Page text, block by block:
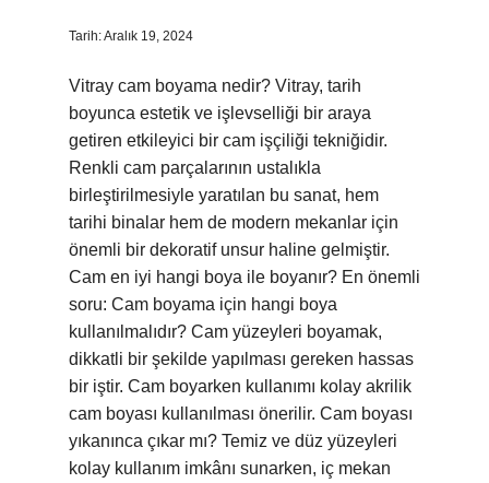
Tarih: Aralık 19, 2024
Vitray cam boyama nedir? Vitray, tarih
boyunca estetik ve işlevselliği bir araya
getiren etkileyici bir cam işçiliği tekniğidir.
Renkli cam parçalarının ustalıkla
birleştirilmesiyle yaratılan bu sanat, hem
tarihi binalar hem de modern mekanlar için
önemli bir dekoratif unsur haline gelmiştir.
Cam en iyi hangi boya ile boyanır? En önemli
soru: Cam boyama için hangi boya
kullanılmalıdır? Cam yüzeyleri boyamak,
dikkatli bir şekilde yapılması gereken hassas
bir iştir. Cam boyarken kullanımı kolay akrilik
cam boyası kullanılması önerilir. Cam boyası
yıkanınca çıkar mı? Temiz ve düz yüzeyleri
kolay kullanım imkânı sunarken, iç mekan